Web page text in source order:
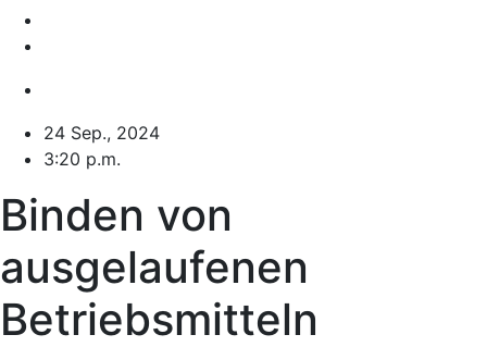
24 Sep., 2024
3:20 p.m.
Binden von
ausgelaufenen
Betriebsmitteln